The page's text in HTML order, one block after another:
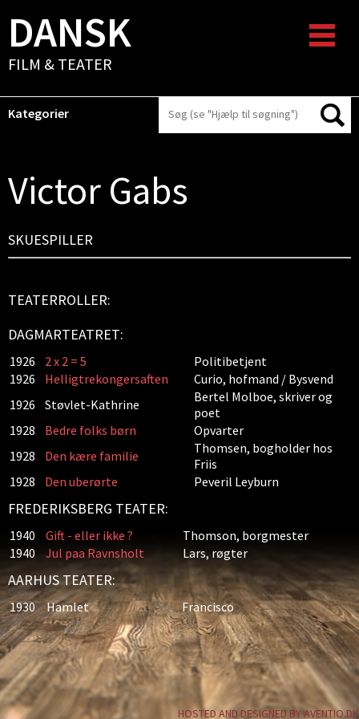
DANSK
FILM & TEATER
Kategorier
Victor Gabs
SKUESPILLER
TEATERROLLER:
DAGMARTEATRET:
1926 2 x 2 = 5
Politibetjent
1926
Helligtrekongersaften
Curio, hofmand / Bysvend
1926
Støvlet-Kathrine
Bertel Molboe, skriver og
poet
1928
Bedre folks børn
Opvarter
1928
Den kære familie
Thomsen, bogholder hos
Friis
1928
Den uberørte Peveril Leyburn
FREDERIKSBERG TEATER:
1940 Gift - eller ikke ?
Thomson, borgmester
1940
Jul paa Ravnsholt Lars, røgter
AARHUS TEATER:
1930 Hamlet Francisco
HOSTED AND DESIGNED BY AVENTIO.DK